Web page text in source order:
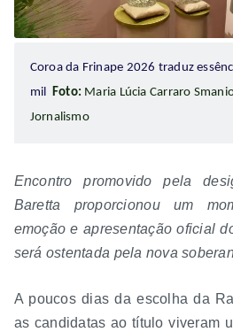
Coroa da Frinape 2026 traduz
mil
Foto: Maria Lúcia Carraro
Jornalismo
Encontro promovido pela
Baretta proporcionou um
emoção e apresentação oficial
será ostentada pela nova
A poucos dias da escolha da
as candidatas ao título viveram